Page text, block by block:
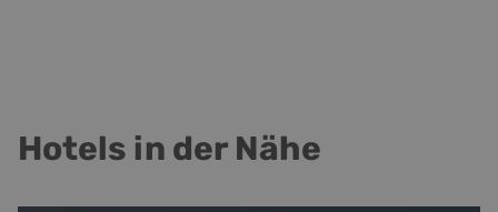
Hotels in der Nähe